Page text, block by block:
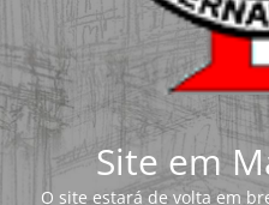
Site em
O site estará de volta em